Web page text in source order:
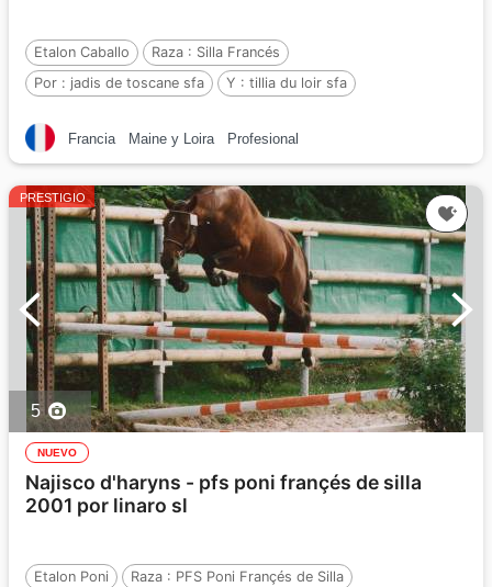
Etalon Caballo Raza : Silla Francés
Por : jadis de toscane sfa Y : tillia du loir sfa
Francia
Maine y Loira Profesional
PRESTIGIO
5
NUEVO
Najisco d'haryns - pfs poni françés de silla
2001 por linaro sl
Etalon Poni Raza : PFS Poni Françés de Silla